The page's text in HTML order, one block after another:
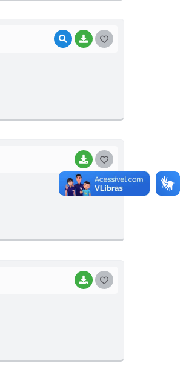
VISUALIZAR
BAIXAR
BAIXAR
O
S
BAIXAR